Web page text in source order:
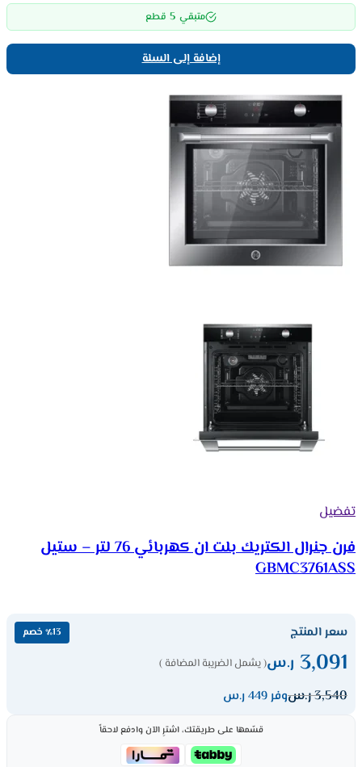
متبقي 5 قطع
إضافة إلى السلة
تفضيل
فرن جنرال الكتريك بلت ان كهربائي 76 لتر – ستيل
GBMC3761ASS
سعر المنتج ٪13 خصم
3,091 ر.س( يشمل الضريبة المضافة )
3,540ر.سوفر 449 ر.س
قسّمها على طريقتك، اشترِ الآن وادفع لاحقاً